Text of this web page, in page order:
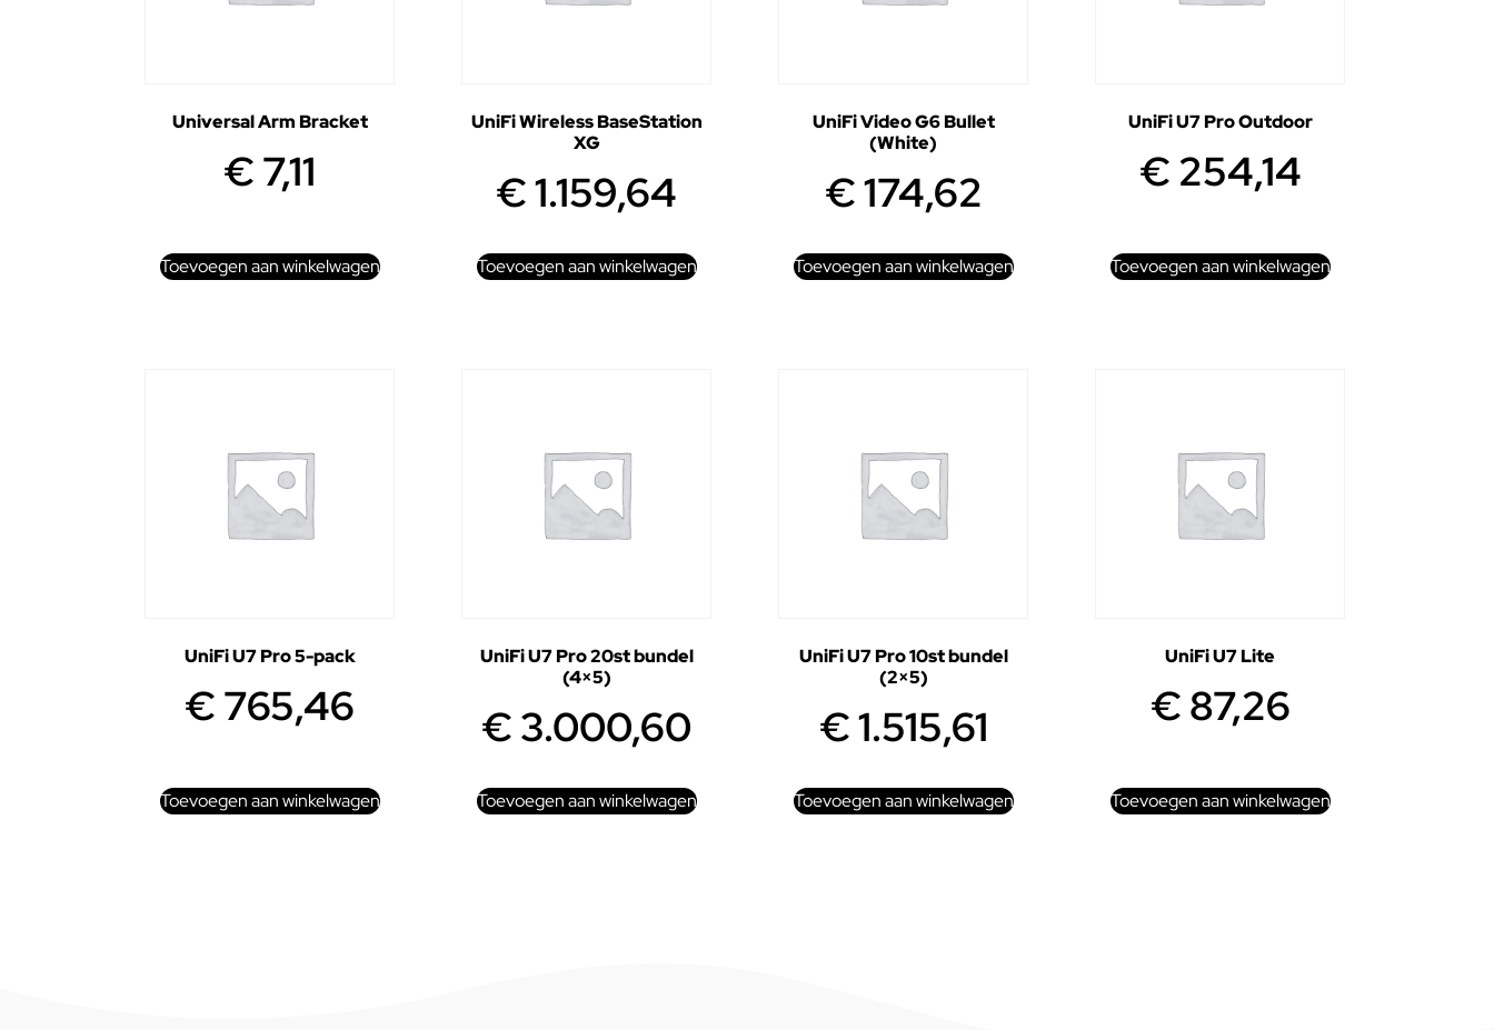
Universal Arm Bracket
€7,11
Toevoegen aan winkelwagen
UniFi Wireless BaseStation
XG
€1.159,64
Toevoegen aan winkelwagen
UniFi Video G6 Bullet
(White)
€174,62
Toevoegen aan winkelwagen
UniFi U7 Pro Outdoor
€254,14
Toevoegen aan winkelwagen
UniFi U7 Pro 5-pack
€765,46
Toevoegen aan winkelwagen
UniFi U7 Pro 20st bundel
(4×5)
€3.000,60
Toevoegen aan winkelwagen
UniFi U7 Pro 10st bundel
(2×5)
€1.515,61
Toevoegen aan winkelwagen
UniFi U7 Lite
€87,26
Toevoegen aan winkelwagen